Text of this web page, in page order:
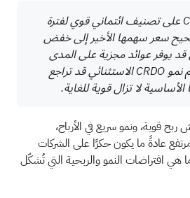
حافظت شركة CRDO على تصنيف ائتماني قوي لفترة
سعر سهمها الأخير إلى خفض
يوفر عوائد مجزية على المدى
القريب. ورغم أن زخم نمو CRDO الاستثنائي قد تراجع
الأساسية لا تزال قوية للغاية.
قوية، ونمو سريع في الأرباح،
عادةً ما يكون حكرًا على الشركات
هي افتراضات النمو والربحية التي تُشكّل